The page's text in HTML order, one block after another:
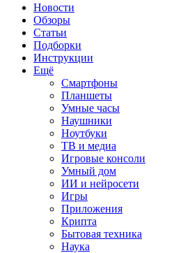
Новости
Обзоры
Статьи
Подборки
Инструкции
Ещё
Смартфоны
Планшеты
Умные часы
Наушники
Ноутбуки
ТВ и медиа
Игровые консоли
Умный дом
ИИ и нейросети
Игры
Приложения
Крипта
Бытовая техника
Наука